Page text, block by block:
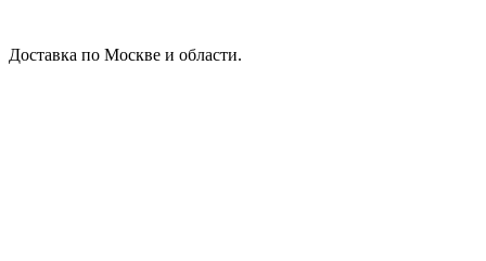
Доставка по Москве и области.